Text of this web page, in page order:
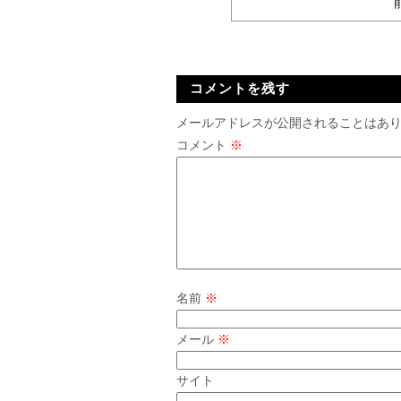
コメントを残す
メールアドレスが公開されることはあ
コメント ※
名前 ※
メール ※
サイト